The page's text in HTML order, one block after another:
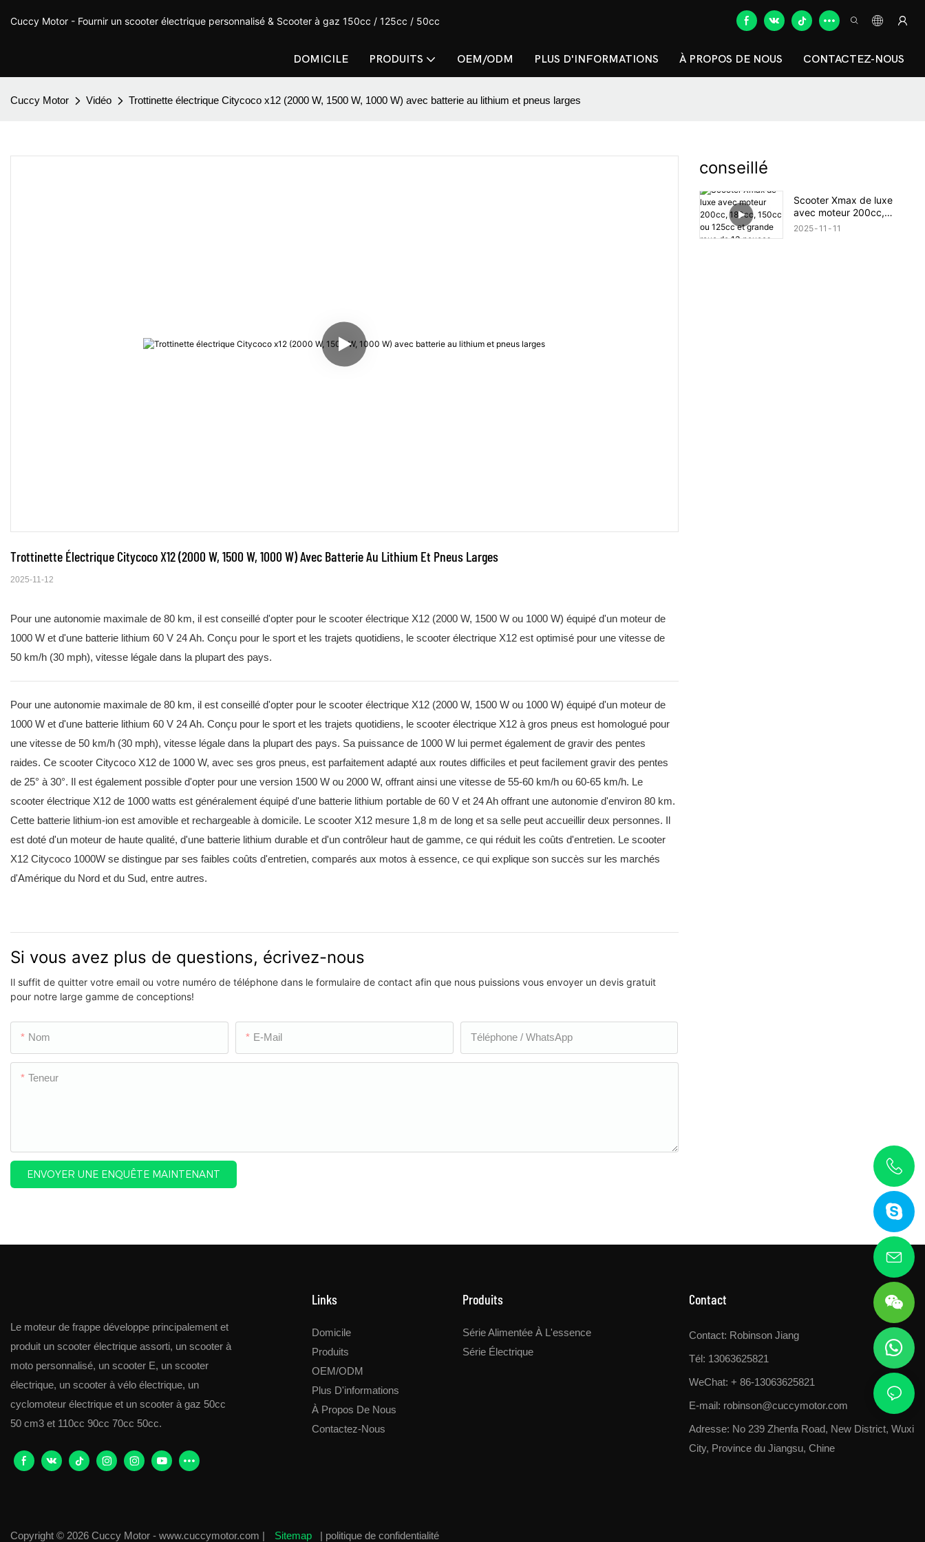
Cuccy Motor - Fournir un scooter électrique personnalisé & Scooter à gaz 150cc / 125cc / 50cc
DOMICILE PRODUITS OEM/ODM PLUS D'INFORMATIONS À PROPOS DE NOUS CONTACTEZ-NOUS
Cuccy Motor Vidéo Trottinette électrique Citycoco x12 (2000 W, 1500 W, 1000 W) avec batterie au lithium et pneus larges
Trottinette Électrique Citycoco X12 (2000 W, 1500 W, 1000 W) Avec Batterie Au Lithium Et Pneus Larges
2025-11-12
Pour une autonomie maximale de 80 km, il est conseillé d'opter pour le scooter électrique X12 (2000 W, 1500 W ou 1000 W) équipé d'un moteur de
1000 W et d'une batterie lithium 60 V 24 Ah. Conçu pour le sport et les trajets quotidiens, le scooter électrique X12 est optimisé pour une vitesse de
50 km/h (30 mph), vitesse légale dans la plupart des pays.
Pour une autonomie maximale de 80 km, il est conseillé d'opter pour le scooter électrique X12 (2000 W, 1500 W ou 1000 W) équipé d'un moteur de
1000 W et d'une batterie lithium 60 V 24 Ah. Conçu pour le sport et les trajets quotidiens, le scooter électrique X12 à gros pneus est homologué pour
une vitesse de 50 km/h (30 mph), vitesse légale dans la plupart des pays. Sa puissance de 1000 W lui permet également de gravir des pentes
raides. Ce scooter Citycoco X12 de 1000 W, avec ses gros pneus, est parfaitement adapté aux routes difficiles et peut facilement gravir des pentes
de 25° à 30°. Il est également possible d'opter pour une version 1500 W ou 2000 W, offrant ainsi une vitesse de 55-60 km/h ou 60-65 km/h. Le
scooter électrique X12 de 1000 watts est généralement équipé d'une batterie lithium portable de 60 V et 24 Ah offrant une autonomie d'environ 80 km.
Cette batterie lithium-ion est amovible et rechargeable à domicile. Le scooter X12 mesure 1,8 m de long et sa selle peut accueillir deux personnes. Il
est doté d'un moteur de haute qualité, d'une batterie lithium durable et d'un contrôleur haut de gamme, ce qui réduit les coûts d'entretien. Le scooter
X12 Citycoco 1000W se distingue par ses faibles coûts d'entretien, comparés aux motos à essence, ce qui explique son succès sur les marchés
d'Amérique du Nord et du Sud, entre autres.
Si vous avez plus de questions, écrivez-nous
Il suffit de quitter votre email ou votre numéro de téléphone dans le formulaire de contact afin que nous puissions vous envoyer un devis gratuit
pour notre large gamme de conceptions!
Nom E-Mail Téléphone / WhatsApp
Teneur
ENVOYER UNE ENQUÊTE MAINTENANT
conseillé
Scooter Xmax de luxe
avec moteur 200cc,
180cc, 150cc ou 125cc et
2025 11 11
Le moteur de frappe développe principalement et
produit un scooter électrique assorti, un scooter à
moto personnalisé, un scooter E, un scooter
électrique, un scooter à vélo électrique, un
cyclomoteur électrique et un scooter à gaz 50cc
50 cm3 et 110cc 90cc 70cc 50cc.
Links
Domicile
Produits
OEM/ODM
Plus D'informations
À Propos De Nous
Contactez-Nous
Produits
Série Alimentée À L'essence
Série Électrique
Contact
Contact: Robinson Jiang
Tél: 13063625821
WeChat: + 86-13063625821
E-mail: robinson@cuccymotor.com
Adresse: No 239 Zhenfa Road, New District, Wuxi
City, Province du Jiangsu, Chine
Copyright © 2026 Cuccy Motor - www.cuccymotor.com | Sitemap | politique de confidentialité